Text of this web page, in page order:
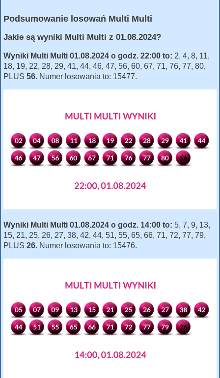
Podsumowanie losowań Multi Multi
Jakie są wyniki Multi Multi z 01.08.2024?
Wyniki Multi Multi 01.08.2024 o godz. 22:00 to: 2, 4, 8, 11,
18, 19, 22, 28, 29, 41, 44, 46, 47, 56, 60, 67, 71, 76, 77, 80,
PLUS 56. Numer losowania to: 15477.
Wyniki Multi Multi 01.08.2024 o godz. 14:00 to: 5, 7, 9, 13,
15, 21, 25, 26, 27, 38, 42, 44, 51, 55, 65, 66, 71, 72, 77, 79,
PLUS 26. Numer losowania to: 15476.